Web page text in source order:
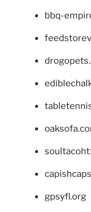
bbq-
gpsyfl.org